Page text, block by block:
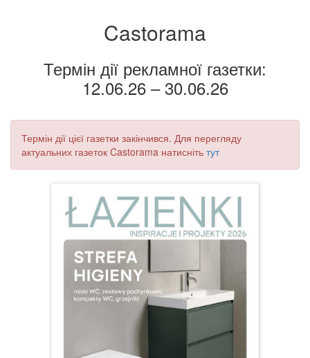
Castorama
Термін дії рекламної газетки:
12.06.26 – 30.06.26
Термін дії цієї газетки закінчився. Для перегляду
актуальних газеток Castorama натисніть тут